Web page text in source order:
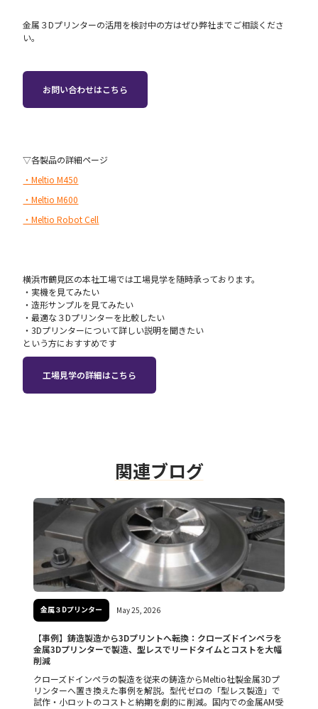
金属３Dプリンターの活用を検討中の方はぜひ弊社までご相談くださ
い。
お問い合わせはこちら
▽各製品の詳細ページ
・Meltio M450
・Meltio M600
・Meltio Robot Cell
横浜市鶴見区の本社工場では工場見学を随時承っております。
・‍実機を見てみたい
・造形サンプルを見てみたい
・最適な３Dプリンターを比較したい
・3Dプリンターについて詳しい説明を聞きたい
という方におすすめです
工場見学の詳細はこちら
関連ブログ
金属３Dプリンター May 25, 2026
【事例】鋳造製造から3Dプリントへ転換：クローズドインペラを
金属3Dプリンターで製造、型レスでリードタイムとコストを大幅
削減
クローズドインペラの製造を従来の鋳造からMeltio社製金属3Dプ
リンターへ置き換えた事例を解説。型代ゼロの「型レス製造」で
試作・小ロットのコストと納期を劇的に削減。国内での金属AM受